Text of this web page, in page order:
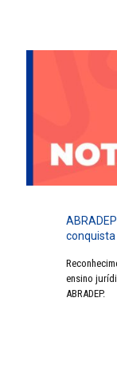
ensino
ABRADEP.